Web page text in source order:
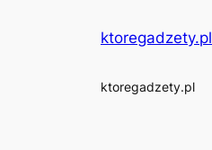
ktoregadzety.pl
ktoregadzety.pl